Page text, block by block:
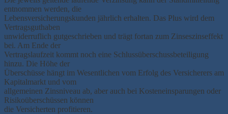
entnommen werden, die
Lebensversicherungskunden jährlich erhalten. Das Plus wird dem
Vertragsguthaben
unwiderruflich gutgeschrieben und trägt fortan zum Zinseszinseffekt
bei. Am Ende der
Vertragslaufzeit kommt noch eine Schlussüberschussbeteiligung
hinzu. Die Höhe der
Überschüsse hängt im Wesentlichen vom Erfolg des Versicherers am
Kapitalmarkt und vom
allgemeinen Zinsniveau ab, aber auch bei Kosteneinsparungen oder
Risikoüberschüssen können
die Versicherten profitieren.